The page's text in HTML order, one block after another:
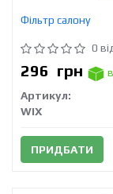
Фільтр салону
0
296 грн
Артикул:
WIX
ПРИДБАТИ